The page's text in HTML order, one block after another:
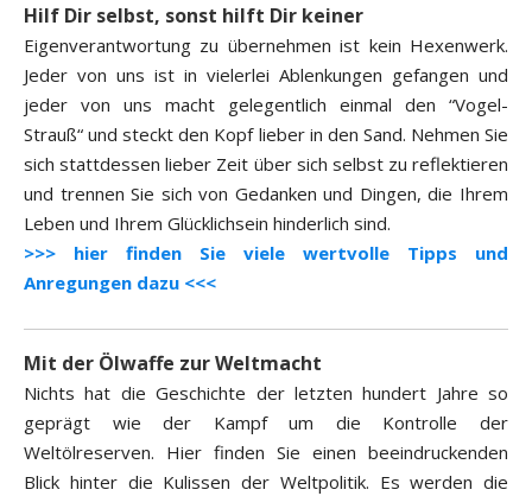
Hilf Dir selbst, sonst hilft Dir keiner
Eigenverantwortung zu übernehmen ist kein Hexenwerk.
Jeder von uns ist in vielerlei Ablenkungen gefangen und
jeder von uns macht gelegentlich einmal den “Vogel-
Strauß“ und steckt den Kopf lieber in den Sand. Nehmen Sie
sich stattdessen lieber Zeit über sich selbst zu reflektieren
und trennen Sie sich von Gedanken und Dingen, die Ihrem
Leben und Ihrem Glücklichsein hinderlich sind.
>>> hier finden Sie viele wertvolle Tipps und
Anregungen dazu <<<
Mit der Ölwaffe zur Weltmacht
Nichts hat die Geschichte der letzten hundert Jahre so
geprägt wie der Kampf um die Kontrolle der
Weltölreserven. Hier finden Sie einen beeindruckenden
Blick hinter die Kulissen der Weltpolitik. Es werden die